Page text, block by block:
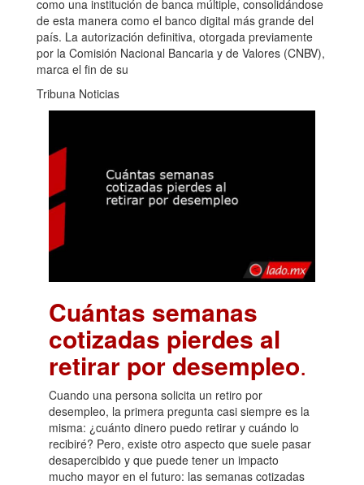
como una institución de banca múltiple, consolidándose
de esta manera como el banco digital más grande del
país. La autorización definitiva, otorgada previamente
por la Comisión Nacional Bancaria y de Valores (CNBV),
marca el fin de su
Tribuna Noticias
Cuántas semanas
cotizadas pierdes al
retirar por desempleo.
Cuando una persona solicita un retiro por
desempleo, la primera pregunta casi siempre es la
misma: ¿cuánto dinero puedo retirar y cuándo lo
recibiré? Pero, existe otro aspecto que suele pasar
desapercibido y que puede tener un impacto
mucho mayor en el futuro: las semanas cotizadas